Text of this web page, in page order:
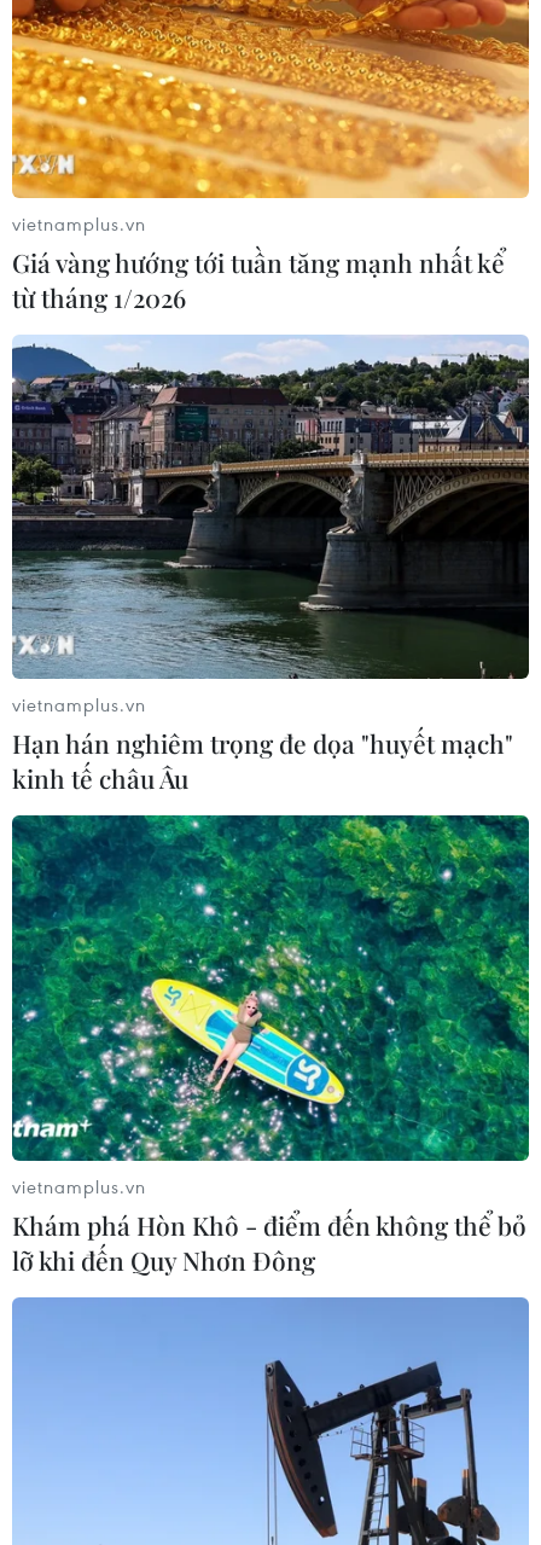
bình của vùng cao. Những thửa ruộng xanh
mướt, những con đường nhỏ uốn lượn giữa núi
đồi và những ngôi nhà truyền thống tạo nên
một khung cảnh yên bình khó quên./.
Làng dệt lanh
Lùng Tám - điểm sáng
bảo tồn di sản gắn với an
sinh xã hội
Giữa cao nguyên đá Hà Giang, người phụ nữ
Mông xã Lùng Tám (Tuyên Quang) vẫn ngày ngày
nỗ lực biến kỹ nghệ dệt lanh truyền thống thành
các sản phẩm văn hóa đặc sắc, giàu tính ứng
dụng.
#Nghề dệt #Du lịch
#Người Mông
#Cao nguyên đá
Tuyên Quang
Theo dõi VietnamPlus
vietnamplus.vn
Giá vàng hướng tới tuần tăng mạnh nhất kể
từ tháng 1/2026
vietnamplus.vn
Hạn hán nghiêm trọng đe dọa "huyết mạch"
kinh tế châu Âu
vietnamplus.vn
Khám phá Hòn Khô - điểm đến không thể bỏ
lỡ khi đến Quy Nhơn Đông